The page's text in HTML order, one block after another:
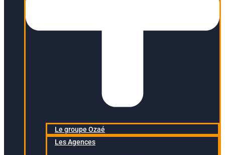
Le groupe Ozaé
Les Agences